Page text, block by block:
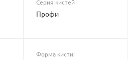
Серия кистей
Профи
Форма кисти: